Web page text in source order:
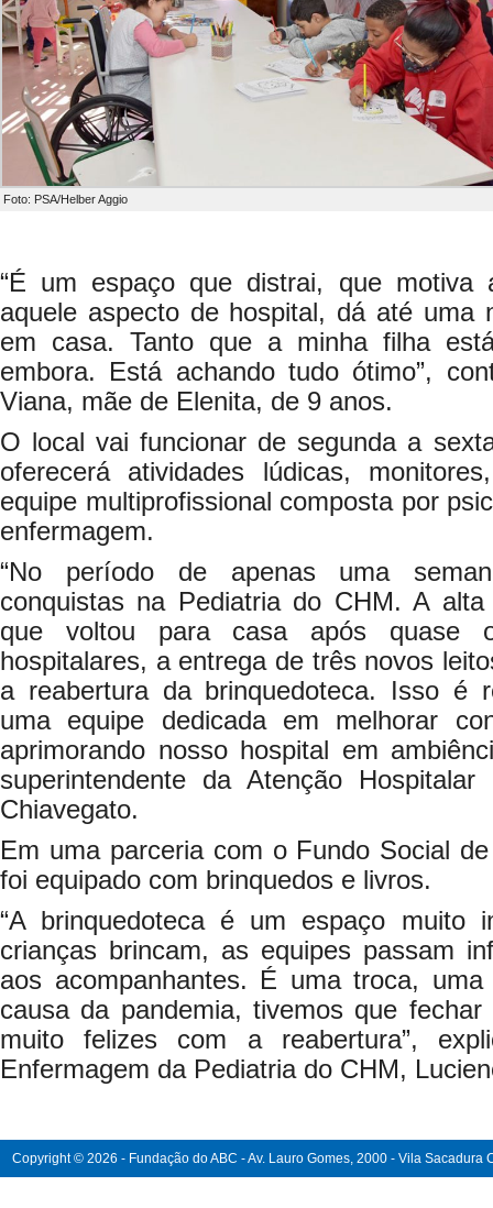
Foto: PSA/Helber Aggio
“É um espaço que distrai, que motiva
aquele aspecto de hospital, dá até uma
em casa. Tanto que a minha filha
embora. Está achando tudo ótimo”,
Viana, mãe de Elenita, de 9 anos.
O local vai funcionar de segunda a
oferecerá atividades lúdicas,
equipe multiprofissional composta por
enfermagem.
“No período de apenas uma
conquistas na Pediatria do CHM. A
que voltou para casa após quase
hospitalares, a entrega de três novos
a reabertura da brinquedoteca. Isso é
uma equipe dedicada em melhorar
aprimorando nosso hospital em
superintendente da Atenção
Chiavegato.
Em uma parceria com o Fundo Social
foi equipado com brinquedos e livros.
“A brinquedoteca é um espaço muito
crianças brincam, as equipes passam
aos acompanhantes. É uma troca,
causa da pandemia, tivemos que
muito felizes com a reabertura”,
Enfermagem da Pediatria do CHM,
Copyright © 2026 - Fundação do ABC - Av. Lauro Gomes, 2000 - Vila